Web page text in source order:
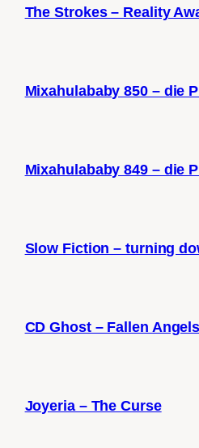
The Strokes – Reality
Mixahulababy 850 – die
Mixahulababy 849 – die
Slow Fiction – turning
CD Ghost – Fallen Angels
Joyeria – The Curse